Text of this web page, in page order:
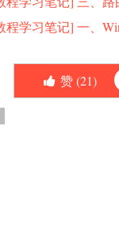
程学习笔记] 一、
赞 (21)